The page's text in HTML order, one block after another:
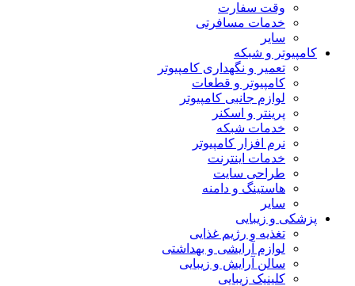
وقت سفارت
خدمات مسافرتی
سایر
کامپیوتر و شبکه
تعمیر و نگهداری کامپیوتر
کامپیوتر و قطعات
لوازم جانبی کامپیوتر
پرینتر و اسکنر
خدمات شبکه
نرم افزار کامپیوتر
خدمات اینترنت
طراحی سایت
هاستینگ و دامنه
سایر
پزشکی و زیبایی
تغذیه و رژیم غذایی
لوازم آرایشی و بهداشتی
سالن آرایش و زیبایی
کلینیک زیبایی